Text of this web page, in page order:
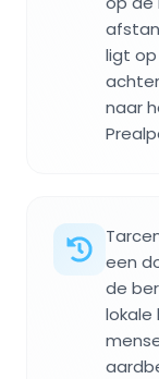
ligt op
naar
een
de
lokale